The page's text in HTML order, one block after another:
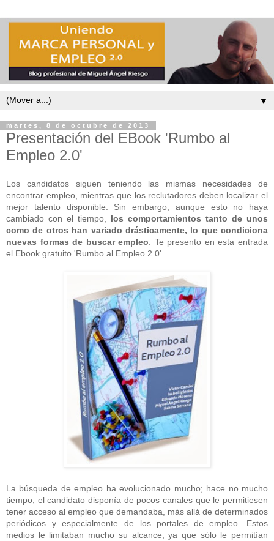
▼
martes, 8 de octubre de 2013
Presentación del EBook 'Rumbo al
Empleo 2.0'
Los candidatos siguen teniendo las mismas necesidades de
encontrar empleo, mientras que los reclutadores deben localizar el
mejor talento disponible. Sin embargo, aunque esto no haya
cambiado con el tiempo, los comportamientos tanto de unos
como de otros han variado drásticamente, lo que condiciona
nuevas formas de buscar empleo. Te presento en esta entrada
el Ebook gratuito 'Rumbo al Empleo 2.0'.
La búsqueda de empleo ha evolucionado mucho; hace no mucho
tiempo, el candidato disponía de pocos canales que le permitiesen
tener acceso al empleo que demandaba, más allá de determinados
periódicos y especialmente de los portales de empleo. Estos
medios le limitaban mucho su alcance, ya que sólo le permitían